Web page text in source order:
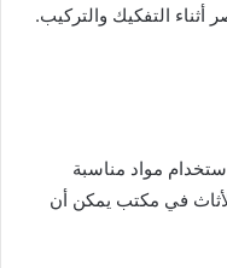
التفكيك والتركيب.
مواد مناسبة
في مكتب يمكن أن